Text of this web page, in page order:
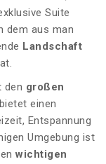
Suite
dem aus man
Landschaft
den großen
einen
Entspannung
Umgebung ist
wichtigen